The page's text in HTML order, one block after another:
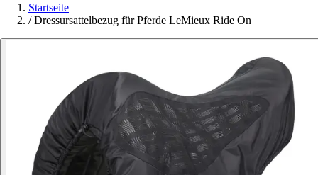
Startseite
/ Dressursattelbezug für Pferde LeMieux Ride On